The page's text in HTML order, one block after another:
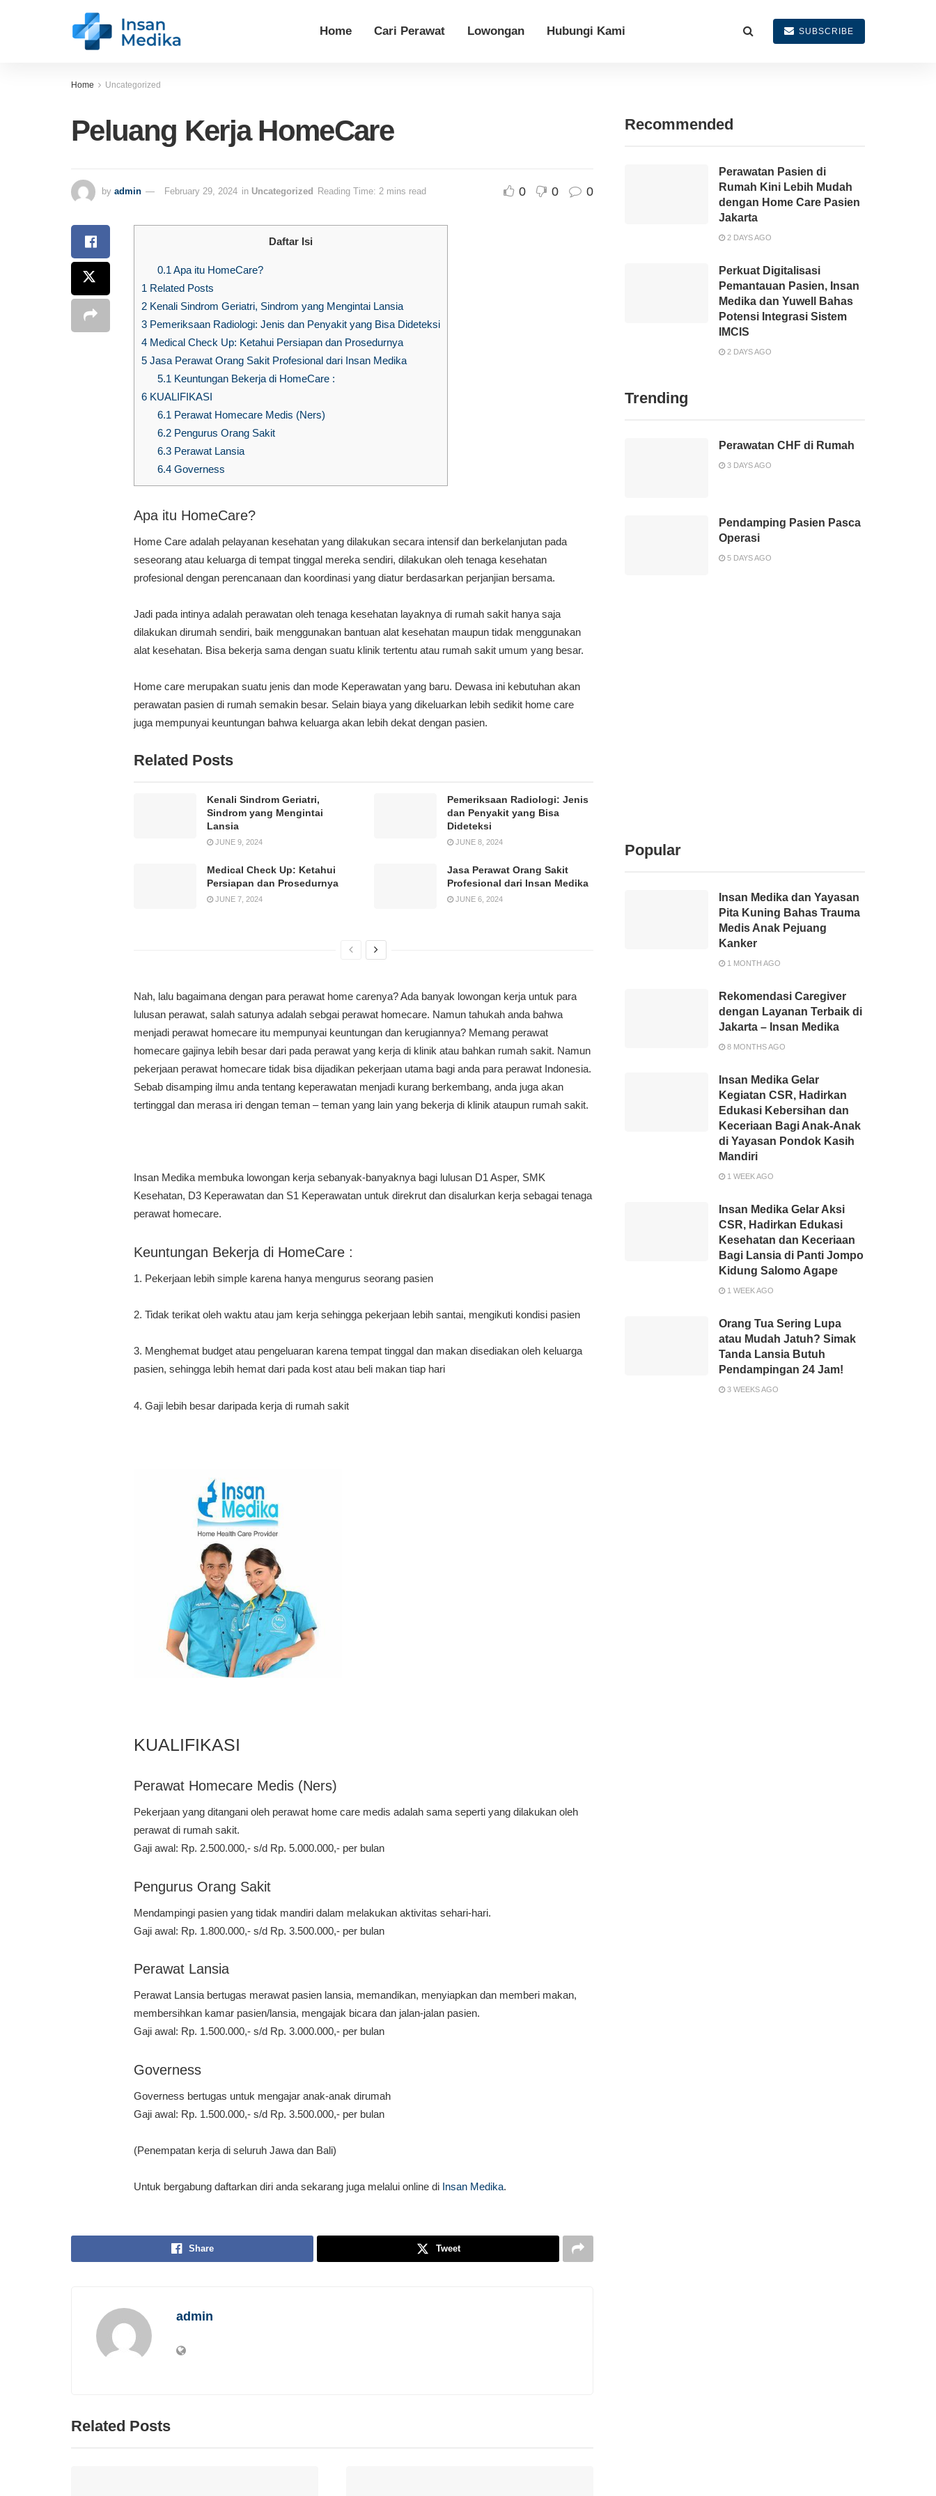
Home Cari Perawat Lowongan Hubungi Kami SUBSCRIBE
Home Uncategorized
Peluang Kerja HomeCare
by admin February 29, 2024 in Uncategorized Reading Time: 2 mins read 0 0 0
Daftar Isi
0.1 Apa itu HomeCare?
1 Related Posts
2 Kenali Sindrom Geriatri, Sindrom yang Mengintai Lansia
3 Pemeriksaan Radiologi: Jenis dan Penyakit yang Bisa Dideteksi
4 Medical Check Up: Ketahui Persiapan dan Prosedurnya
5 Jasa Perawat Orang Sakit Profesional dari Insan Medika
5.1 Keuntungan Bekerja di HomeCare :
6 KUALIFIKASI
6.1 Perawat Homecare Medis (Ners)
6.2Pengurus Orang Sakit
6.3Perawat Lansia
6.4Governess
Apa itu HomeCare?
Home Care adalah pelayanan kesehatan yang dilakukan secara intensif dan berkelanjutan pada
seseorang atau keluarga di tempat tinggal mereka sendiri, dilakukan oleh tenaga kesehatan
profesional dengan perencanaan dan koordinasi yang diatur berdasarkan perjanjian bersama.
Jadi pada intinya adalah perawatan oleh tenaga kesehatan layaknya di rumah sakit hanya saja
dilakukan dirumah sendiri, baik menggunakan bantuan alat kesehatan maupun tidak menggunakan
alat kesehatan. Bisa bekerja sama dengan suatu klinik tertentu atau rumah sakit umum yang besar.
Home care merupakan suatu jenis dan mode Keperawatan yang baru. Dewasa ini kebutuhan akan
perawatan pasien di rumah semakin besar. Selain biaya yang dikeluarkan lebih sedikit home care
juga mempunyai keuntungan bahwa keluarga akan lebih dekat dengan pasien.
Related Posts
Kenali Sindrom Geriatri,
Sindrom yang Mengintai
Lansia
JUNE 9, 2024
Pemeriksaan Radiologi: Jenis
dan Penyakit yang Bisa
Dideteksi
JUNE 8, 2024
Medical Check Up: Ketahui
Persiapan dan Prosedurnya
JUNE 7, 2024
Jasa Perawat Orang Sakit
Profesional dari Insan Medika
JUNE 6, 2024
Nah, lalu bagaimana dengan para perawat home carenya? Ada banyak lowongan kerja untuk para
lulusan perawat, salah satunya adalah sebgai perawat homecare. Namun tahukah anda bahwa
menjadi perawat homecare itu mempunyai keuntungan dan kerugiannya? Memang perawat
homecare gajinya lebih besar dari pada perawat yang kerja di klinik atau bahkan rumah sakit. Namun
pekerjaan perawat homecare tidak bisa dijadikan pekerjaan utama bagi anda para perawat Indonesia.
Sebab disamping ilmu anda tentang keperawatan menjadi kurang berkembang, anda juga akan
tertinggal dan merasa iri dengan teman – teman yang lain yang bekerja di klinik ataupun rumah sakit.
Insan Medika membuka lowongan kerja sebanyak-banyaknya bagi lulusan D1 Asper, SMK
Kesehatan, D3 Keperawatan dan S1 Keperawatan untuk direkrut dan disalurkan kerja sebagai tenaga
perawat homecare.
Keuntungan Bekerja di HomeCare :
1. Pekerjaan lebih simple karena hanya mengurus seorang pasien
2. Tidak terikat oleh waktu atau jam kerja sehingga pekerjaan lebih santai, mengikuti kondisi pasien
3. Menghemat budget atau pengeluaran karena tempat tinggal dan makan disediakan oleh keluarga
pasien, sehingga lebih hemat dari pada kost atau beli makan tiap hari
4. Gaji lebih besar daripada kerja di rumah sakit
KUALIFIKASI
Perawat Homecare Medis (Ners)
Pekerjaan yang ditangani oleh perawat home care medis adalah sama seperti yang dilakukan oleh
perawat di rumah sakit.
Gaji awal: Rp. 2.500.000,- s/d Rp. 5.000.000,- per bulan
Pengurus Orang Sakit
Mendampingi pasien yang tidak mandiri dalam melakukan aktivitas sehari-hari.
Gaji awal: Rp. 1.800.000,- s/d Rp. 3.500.000,- per bulan
Perawat Lansia
Perawat Lansia bertugas merawat pasien lansia, memandikan, menyiapkan dan memberi makan,
membersihkan kamar pasien/lansia, mengajak bicara dan jalan-jalan pasien.
Gaji awal: Rp. 1.500.000,- s/d Rp. 3.000.000,- per bulan
Governess
Governess bertugas untuk mengajar anak-anak dirumah
Gaji awal: Rp. 1.500.000,- s/d Rp. 3.500.000,- per bulan
(Penempatan kerja di seluruh Jawa dan Bali)
Untuk bergabung daftarkan diri anda sekarang juga melalui online di Insan Medika.
Share Tweet
admin
Related Posts
Recommended
Perawatan Pasien di
Rumah Kini Lebih Mudah
dengan Home Care Pasien
Jakarta
2 DAYS AGO
Perkuat Digitalisasi
Pemantauan Pasien, Insan
Medika dan Yuwell Bahas
Potensi Integrasi Sistem
IMCIS
2 DAYS AGO
Trending
Perawatan CHF di Rumah
3 DAYS AGO
Pendamping Pasien Pasca
Operasi
5 DAYS AGO
Popular
Insan Medika dan Yayasan
Pita Kuning Bahas Trauma
Medis Anak Pejuang
Kanker
1 MONTH AGO
Rekomendasi Caregiver
dengan Layanan Terbaik di
Jakarta – Insan Medika
8 MONTHS AGO
Insan Medika Gelar
Kegiatan CSR, Hadirkan
Edukasi Kebersihan dan
Keceriaan Bagi Anak-Anak
di Yayasan Pondok Kasih
Mandiri
1 WEEK AGO
Insan Medika Gelar Aksi
CSR, Hadirkan Edukasi
Kesehatan dan Keceriaan
Bagi Lansia di Panti Jompo
Kidung Salomo Agape
1 WEEK AGO
Orang Tua Sering Lupa
atau Mudah Jatuh? Simak
Tanda Lansia Butuh
Pendampingan 24 Jam!
3 WEEKS AGO